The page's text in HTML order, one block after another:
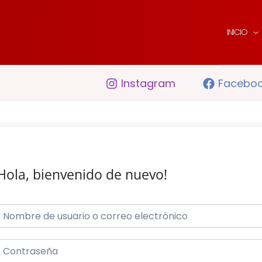
INICIO
Instagram
bienvenido de nuevo!